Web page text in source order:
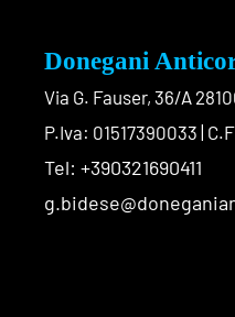
Donegani
Via G. Fauser, 36/A
P.Iva: 01517390033 |
Tel: +390321690411